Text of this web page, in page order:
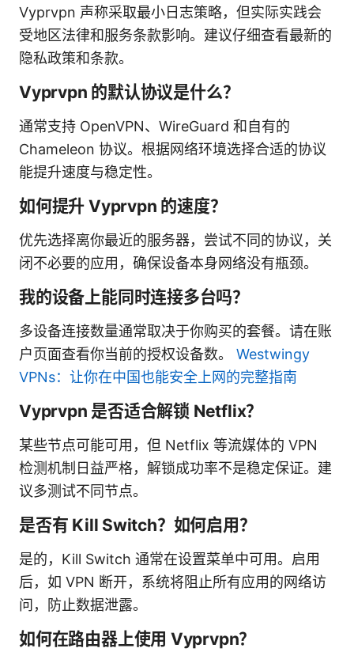
Vyprvpn 声称采取最小日志策略，但实际实践会
受地区法律和服务条款影响。建议仔细查看最新的
隐私政策和条款。
Vyprvpn 的默认协议是什么？
通常支持 OpenVPN、WireGuard 和自有的
Chameleon 协议。根据网络环境选择合适的协议
能提升速度与稳定性。
如何提升 Vyprvpn 的速度？
优先选择离你最近的服务器，尝试不同的协议，关
闭不必要的应用，确保设备本身网络没有瓶颈。
我的设备上能同时连接多台吗？
多设备连接数量通常取决于你购买的套餐。请在账
户页面查看你当前的授权设备数。 Westwingy
VPNs：让你在中国也能安全上网的完整指南
Vyprvpn 是否适合解锁 Netflix？
某些节点可能可用，但 Netflix 等流媒体的 VPN
检测机制日益严格，解锁成功率不是稳定保证。建
议多测试不同节点。
是否有 Kill Switch？如何启用？
是的，Kill Switch 通常在设置菜单中可用。启用
后，如 VPN 断开，系统将阻止所有应用的网络访
问，防止数据泄露。
如何在路由器上使用 Vyprvpn？